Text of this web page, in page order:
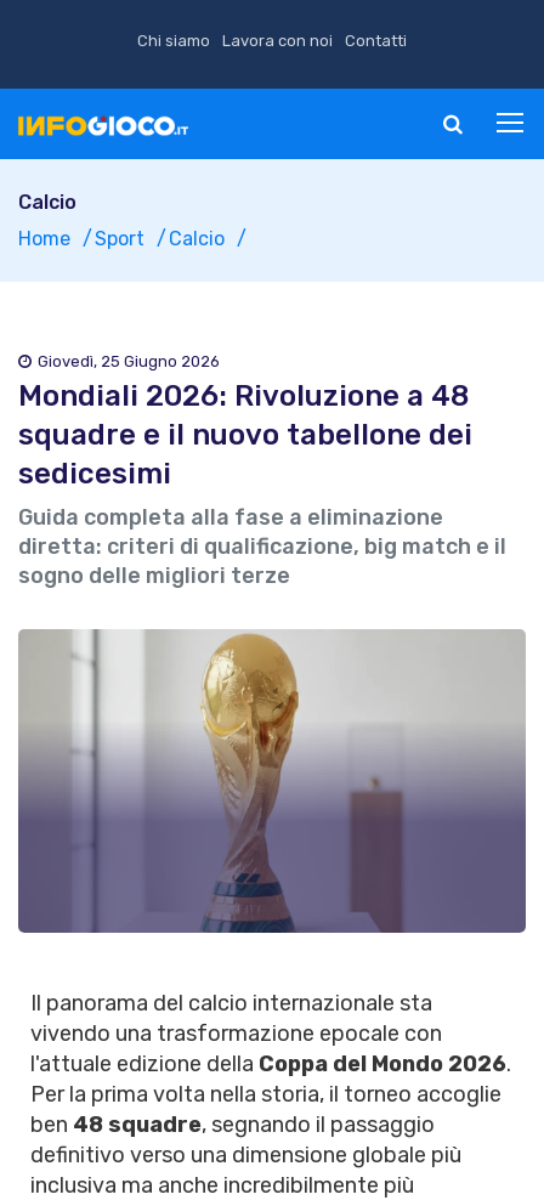
Chi siamo Lavora con noi Contatti
Calcio
Home
Sport Calcio
Giovedì, 25 Giugno 2026
Mondiali 2026: Rivoluzione a 48
squadre e il nuovo tabellone dei
sedicesimi
Guida completa alla fase a eliminazione
diretta: criteri di qualificazione, big match e il
sogno delle migliori terze
Il panorama del calcio internazionale sta
vivendo una trasformazione epocale con
l'attuale edizione della Coppa del Mondo 2026.
Per la prima volta nella storia, il torneo accoglie
ben 48 squadre, segnando il passaggio
definitivo verso una dimensione globale più
inclusiva ma anche incredibilmente più